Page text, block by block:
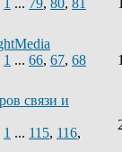
1 ... 79, 80, 81
1 ... 66, 67, 68
связи и
1 ... 115, 116,